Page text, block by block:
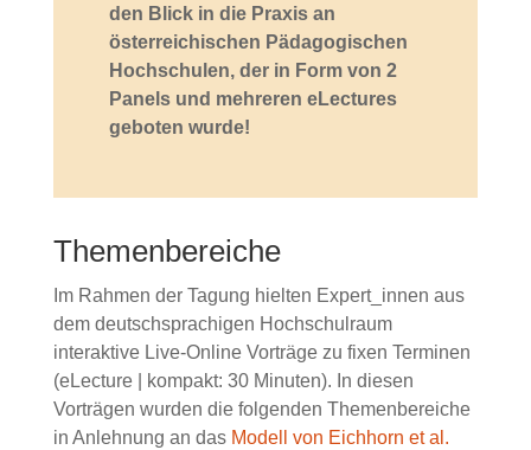
den Blick in die Praxis an
österreichischen Pädagogischen
Hochschulen, der in Form von 2
Panels und mehreren eLectures
geboten wurde!
Themenbereiche
Im Rahmen der Tagung hielten Expert_innen aus
dem deutschsprachigen Hochschulraum
interaktive Live-Online Vorträge zu fixen Terminen
(eLecture | kompakt: 30 Minuten). In diesen
Vorträgen wurden die folgenden Themenbereiche
in Anlehnung an dasModell von Eichhorn et al.